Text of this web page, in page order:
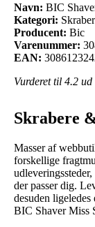
Navn: BIC
Kategori:
Producent: Bic
Varenummer:
EAN:
Vurderet til 4.2 ud
Skrabere
Masser af
forskellige
der passer dig.
desuden
BIC Shaver Miss